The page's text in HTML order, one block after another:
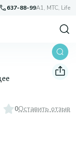
637-88-99A1, МТС, Life
0Оставить отзыв